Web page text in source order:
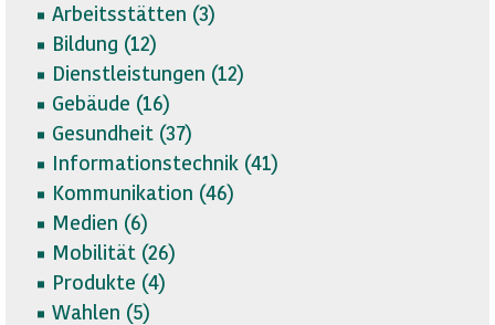
Arbeitsstätten (3)
Bildung (12)
Dienstleistungen (12)
Gebäude (16)
Gesundheit (37)
Informationstechnik (41)
Kommunikation (46)
Medien (6)
Mobilität (26)
Produkte (4)
Wahlen (5)